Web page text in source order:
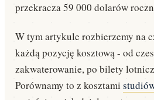
przekracza 59 000 dolarów
W tym artykule rozbierzemy na
każdą pozycję kosztową - od
zakwaterowanie, po bilety
Porównamy to z kosztami